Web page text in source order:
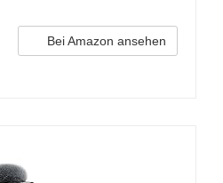
Bei Amazon ansehen